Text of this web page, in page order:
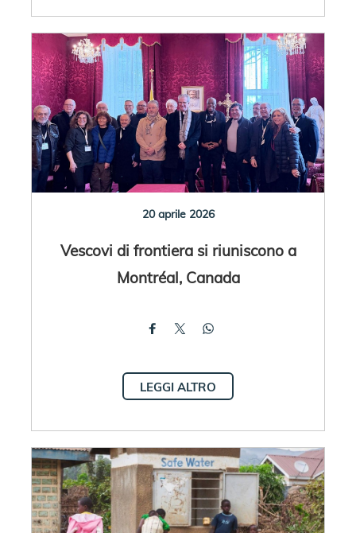
20 aprile 2026
Vescovi di frontiera si riuniscono a
Montréal, Canada
LEGGI ALTRO